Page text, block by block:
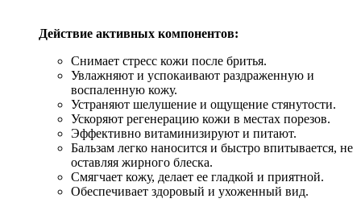
Действие активных компонентов:
Снимает стресс кожи после бритья.
Увлажняют и успокаивают раздраженную и
воспаленную кожу.
Устраняют шелушение и ощущение стянутости.
Ускоряют регенерацию кожи в местах порезов.
Эффективно витаминизируют и питают.
Бальзам легко наносится и быстро впитывается, не
оставляя жирного блеска.
Смягчает кожу, делает ее гладкой и приятной.
Обеспечивает здоровый и ухоженный вид.